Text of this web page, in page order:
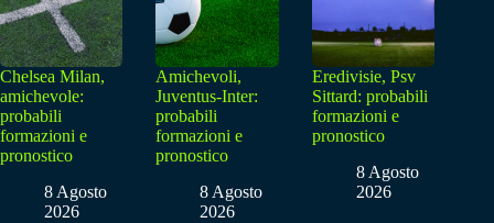
Chelsea Milan,
amichevole:
probabili
formazioni e
pronostico
8 Agosto
2026
Amichevoli,
Juventus-Inter:
probabili
formazioni e
pronostico
8 Agosto
2026
Eredivisie, Psv
Sittard: probabili
formazioni e
pronostico
8 Agosto
2026